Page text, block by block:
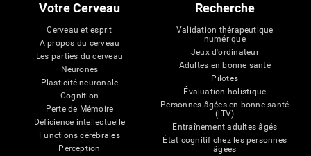
Votre Cerveau
Cerveau et esprit
A propos du cerveau
Les parties du cerveau
Neurones
Plasticité neuronale
Cognition
Perte de Mémoire
Déficience intellectuelle
Functions cérébrales
Perception
Recherche
Validation thérapeutique
numérique
Jeux d'ordinateur
Adultes en bonne santé
Pilotes
Évaluation holistique
Personnes âgées en bonne santé
(iTV)
Entraînement adultes âgés
État cognitif chez les personnes
âgées